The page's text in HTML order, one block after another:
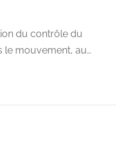
du contrôle du
le mouvement, au…